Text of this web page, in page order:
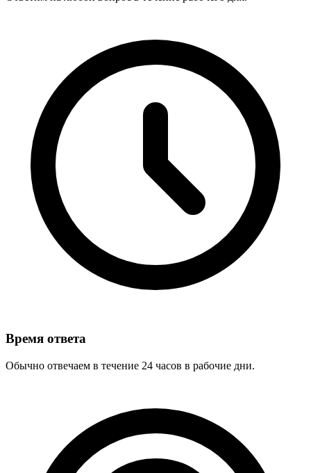
Время ответа
Обычно отвечаем в течение 24 часов в рабочие дни.